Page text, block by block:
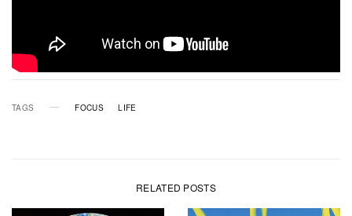
TAGS FOCUS LIFE
RELATED POSTS